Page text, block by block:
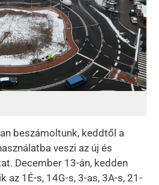
beszámoltunk, keddtől a
veszi az új és
December 13-án, kedden
az 1É-s, 14G-s, 3-as, 3A-s, 21-